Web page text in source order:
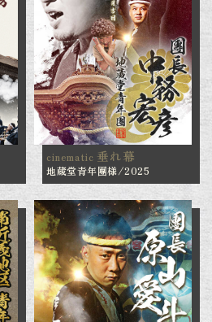
cinematic 垂れ幕
地蔵堂青年團様/2025